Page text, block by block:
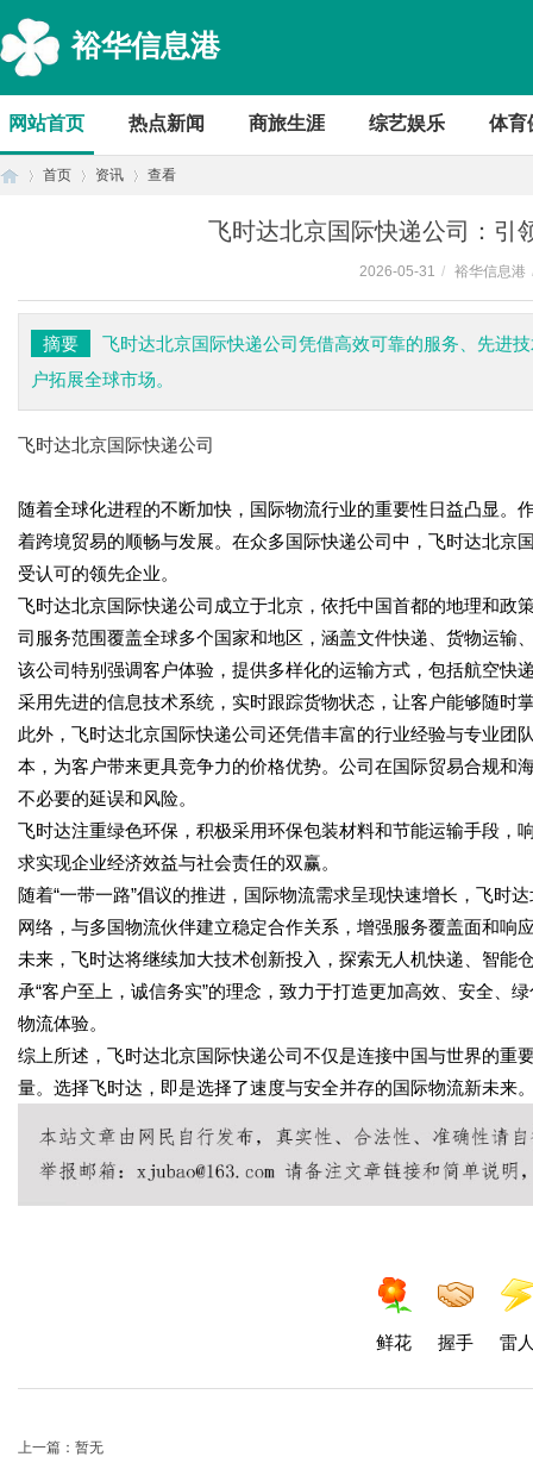
裕华信息港
网站首页 热点新闻 商旅生涯 综艺娱乐 体育
首页 资讯 查看
飞时达北京国际快递公司：引
2026-05-31 / 裕华信息港
摘要
飞时达北京国际快递公司凭借高效可靠的服务、先进
户拓展全球市场。
飞时达北京国际快递公司
随着全球化进程的不断加快，国际物流行业的重要性日益凸显
着跨境贸易的顺畅与发展。在众多国际快递公司中，飞时达北京
受认可的领先企业。
飞时达北京国际快递公司成立于北京，依托中国首都的地理和政
司服务范围覆盖全球多个国家和地区，涵盖文件快递、货物运输
该公司特别强调客户体验，提供多样化的运输方式，包括航空快
采用先进的信息技术系统，实时跟踪货物状态，让客户能够随时
此外，飞时达北京国际快递公司还凭借丰富的行业经验与专业
本，为客户带来更具竞争力的价格优势。公司在国际贸易合规和
不必要的延误和风险。
飞时达注重绿色环保，积极采用环保包装材料和节能运输手段，
求实现企业经济效益与社会责任的双赢。
随着“一带一路”倡议的推进，国际物流需求呈现快速增长，飞时
网络，与多国物流伙伴建立稳定合作关系，增强服务覆盖面和响
未来，飞时达将继续加大技术创新投入，探索无人机快递、智能
承“客户至上，诚信务实”的理念，致力于打造更加高效、安全、
物流体验。
综上所述，飞时达北京国际快递公司不仅是连接中国与世界的重
量。选择飞时达，即是选择了速度与安全并存的国际物流新未来
鲜花 握手 雷
上一篇：暂无